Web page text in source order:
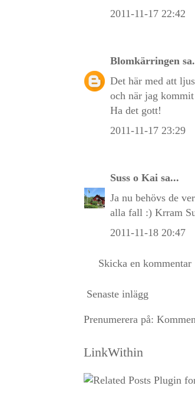
2011-11-17 22:42
Blomkärringen
Det här med att
och när jag
Ha det gott!
2011-11-17 23:29
Suss o Kai sa...
Ja nu behövs de
alla fall :) Krram
2011-11-18 20:47
Skicka en kommentar
Senaste inlägg
Prenumerera på:
LinkWithin